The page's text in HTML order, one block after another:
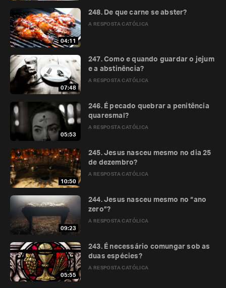
04:11
A RESPOSTA CATÓLICA
248. De que carne se abster?
07:48
A RESPOSTA CATÓLICA
247. Como e quando guardar o jejum
e a abstinência?
05:53
A RESPOSTA CATÓLICA
246. É pecado quebrar a penitência
quaresmal?
10:50
A RESPOSTA CATÓLICA
245. Jesus nasceu mesmo no dia 25
de dezembro?
09:23
A RESPOSTA CATÓLICA
244. Jesus nasceu mesmo no “ano
zero”?
05:55
A RESPOSTA CATÓLICA
243. É necessário comungar sob as
duas espécies?